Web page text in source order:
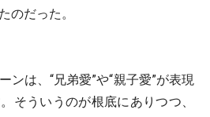
のだった。
ンは、“兄弟愛”や“親子愛”が表現
そういうのが根底にありつつ、